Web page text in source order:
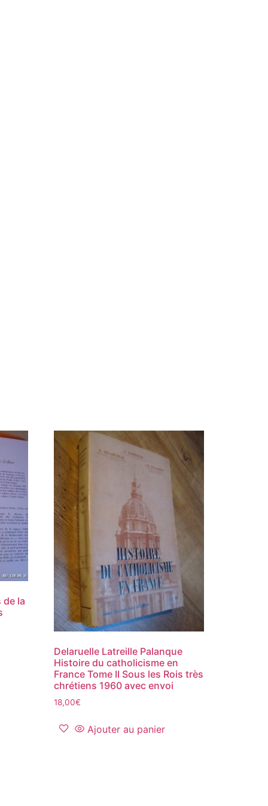
de la
Delaruelle Latreille Palanque
Histoire du catholicisme en
France Tome II Sous les Rois très
chrétiens 1960 avec envoi
18,00€
Ajouter au panier